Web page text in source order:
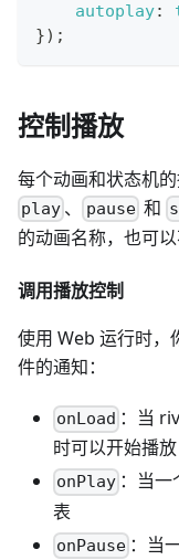
autoplay:
}) ;
控制播放
每个动画和状态机
play 、 pause和
的动画名称，也可
调用播放控制
使用 Web 运行时，
件的通知：
onLoad ：当
时可以开始播放
onPlay ：当
表
onPause ：当